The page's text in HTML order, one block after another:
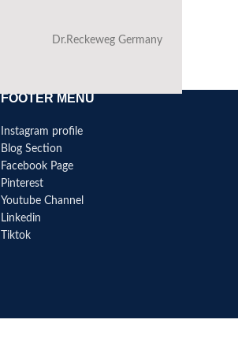
Dr.Reckeweg Germany
FOOTER MENU
Instagram profile
Blog Section
Facebook Page
Pinterest
Youtube Channel
Linkedin
Tiktok